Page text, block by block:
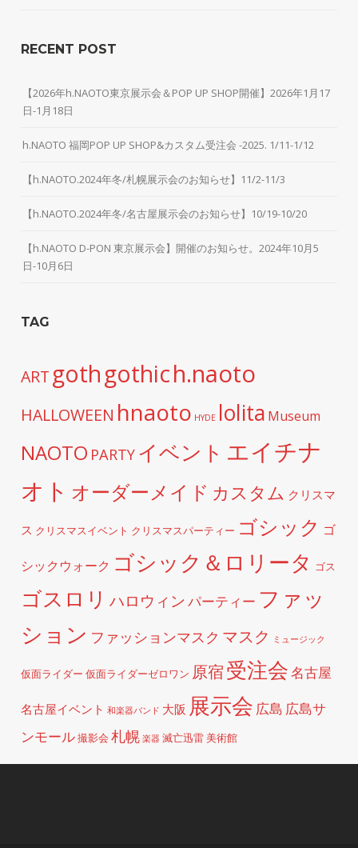
RECENT POST
【2026年h.NAOTO東京展示会＆POP UP SHOP開催】2026年1月17
日-1月18日
h.NAOTO 福岡POP UP SHOP&カスタム受注会 -2025. 1/11-1/12
【h.NAOTO.2024年冬/札幌展示会のお知らせ】11/2-11/3
【h.NAOTO.2024年冬/名古屋展示会のお知らせ】10/19-10/20
【h.NAOTO D-PON 東京展示会】開催のお知らせ。2024年10月5
日-10月6日
TAG
ART gothgothich.naoto
HALLOWEEN hnaoto HYDE lolita Museum
NAOTO PARTY イベント エイチナ
オト オーダーメイド カスタム クリスマ
ス クリスマスイベント クリスマスパーティー ゴシック ゴ
シックウォーク ゴシック＆ロリータ ゴス
ゴスロリ ハロウィンパーティー ファッ
ション ファッションマスク マスク ミュージック
仮面ライダー 仮面ライダーゼロワン 原宿受注会名古屋
名古屋イベント 和楽器バンド 大阪 展示会 広島 広島サ
ンモール撮影会 札幌 楽器 滅亡迅雷美術館